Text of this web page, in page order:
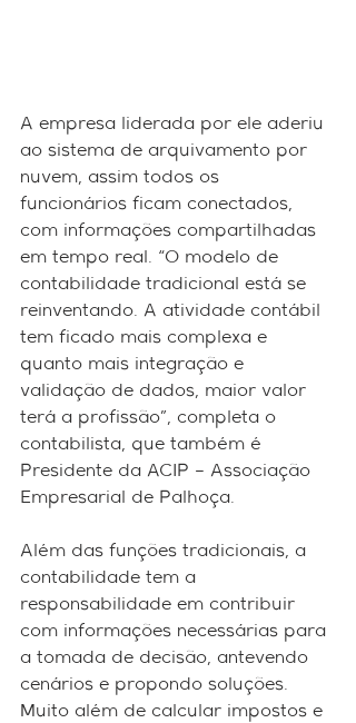
A empresa liderada por ele aderiu
ao sistema de arquivamento por
nuvem, assim todos os
funcionários ficam conectados,
com informações compartilhadas
em tempo real. “O modelo de
contabilidade tradicional está se
reinventando. A atividade contábil
tem ficado mais complexa e
quanto mais integração e
validação de dados, maior valor
terá a profissão”, completa o
contabilista, que também é
Presidente da ACIP – Associação
Empresarial de Palhoça.
Além das funções tradicionais, a
contabilidade tem a
responsabilidade em contribuir
com informações necessárias para
a tomada de decisão, antevendo
cenários e propondo soluções.
Muito além de calcular impostos e